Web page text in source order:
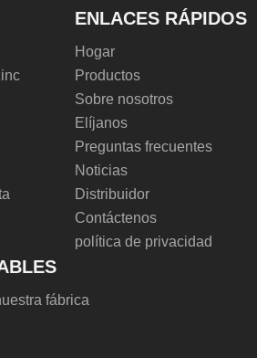
ENLACES RÁPIDOS
Hogar
Productos
Sobre nosotros
Elíjanos
Preguntas frecuentes
Noticias
Distribuidor
Contáctenos
política de privacidad
fábrica